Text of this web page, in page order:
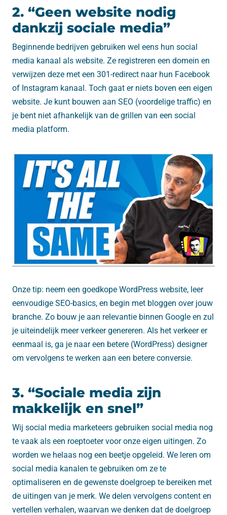
2. “Geen website nodig
dankzij sociale media”
Beginnende bedrijven gebruiken wel eens hun social
media kanaal als website. Ze registreren een domein en
verwijzen deze met een 301-redirect naar hun Facebook
of Instagram kanaal. Toch gaat er niets boven een eigen
website. Je kunt bouwen aan SEO (voordelige traffic) en
je bent niet afhankelijk van de grillen van een social
media platform.
Onze tip: neem een goedkope WordPress website, leer
eenvoudige SEO-basics, en begin met bloggen over jouw
branche. Zo bouw je aan relevantie binnen Google en zul
je uiteindelijk meer verkeer genereren. Als het verkeer er
eenmaal is, ga je naar een betere (WordPress) designer
om vervolgens te werken aan een betere conversie.
3. “Sociale media zijn
makkelijk en snel”
Wij social media marketeers gebruiken social media nog
te vaak als een roeptoeter voor onze eigen uitingen. Zo
worden we helaas nog een beetje opgeleid. We leren om
social media kanalen te gebruiken om ze te
optimaliseren en de gewenste doelgroep te bereiken met
de uitingen van je merk. We delen vervolgens content en
vertellen verhalen, waarvan we denken dat de doelgroep